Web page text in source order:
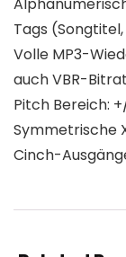
Tags
Volle MP3-
auch VBR-
Pitch Bereich:
Symmetrische
Cinch-